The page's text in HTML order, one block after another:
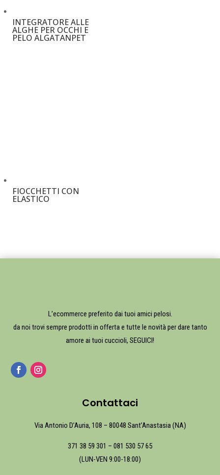
INTEGRATORE ALLE
ALGHE PER OCCHI E
PELO ALGATANPET
FIOCCHETTI CON
ELASTICO
L’ecommerce preferito dai tuoi amici pelosi.
da noi trovi sempre prodotti in offerta e tutte le novità per dare tanto
amore ai tuoi cuccioli, SEGUICI!
Contattaci
Via Antonio D’Auria, 108 – 80048 Sant’Anastasia (NA)
371 38 59 301 – 081 530 57 65
(LUN-VEN 9:00-18:00)